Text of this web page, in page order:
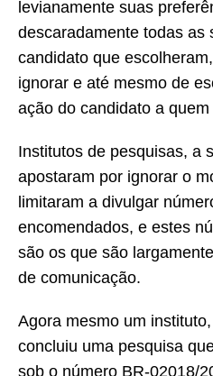
levianamente suas
descaradamente todas as
candidato que
ignorar e até mesmo de
ação do candidato a
Institutos de pesquisas, a
apostaram por ignorar o
limitaram a divulgar
encomendados, e estes
são os que são
de comunicação.
Agora mesmo um
concluiu uma pesquisa
sob o número BR-02018/